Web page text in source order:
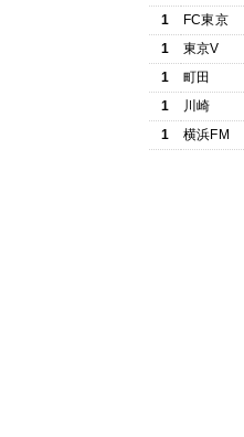
1
FC東京
1
東京V
1
町田
1
川崎
1
横浜FM